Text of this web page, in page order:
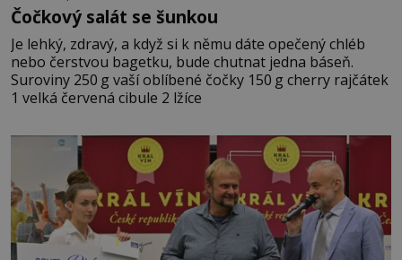
Čočkový salát se šunkou
Je lehký, zdravý, a když si k němu dáte opečený chléb
nebo čerstvou bagetku, bude chutnat jedna báseň.
Suroviny 250 g vaší oblíbené čočky 150 g cherry rajčátek
1 velká červená cibule 2 lžíce